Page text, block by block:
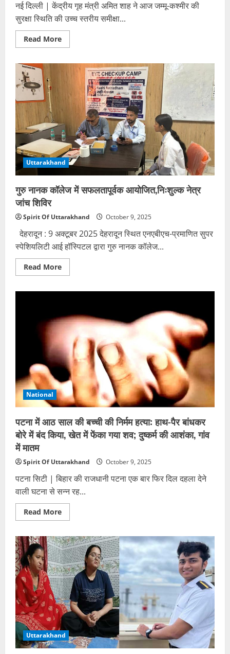
नई दिल्ली | केंद्रीय गृह मंत्री अमित शाह ने आज जम्मू-कश्मीर की
सुरक्षा स्थिति की उच्च स्तरीय समीक्षा...
Read MoreRead
more
की
सुरक्षा
अमित
की
बैठक:
आतंक
पर
कठोर
प्रहार
और
विकास
की
पर
जोर
Uttarakhand
गुरु नानक कॉलेज में सफलतापूर्वक आयोजित,निःशुल्क नेत्र
जांच शिविर
Spirit Of Uttarakhand October 9, 2025
देहरादून : 9 अक्टूबर 2025 देहरादून स्थित एनएबीएच-प्रमाणित सुपर
स्पेशियलिटी आई हॉस्पिटल द्वारा गुरु नानक कॉलेज...
Read MoreRead
more
सफलतापूर्वक
आयोजित,निःशुल्क
नेत्र
शिविर
National
पटना में आठ साल की बच्ची की निर्मम हत्या: हाथ-पैर बांधकर
बोरे में बंद किया, खेत में फेंका गया शव; दुष्कर्म की आशंका, गांव
में मातम
Spirit Of Uttarakhand October 9, 2025
पटना सिटी | बिहार की राजधानी पटना एक बार फिर दिल दहला देने
वाली घटना से सन्न रह...
Read MoreRead
more
में
आठ
साल
की
बच्ची
की
निर्मम
हत्या:
हाथ-
पैर
बांधकर
बोरे
बंद
किया,
खेत
Uttarakhand